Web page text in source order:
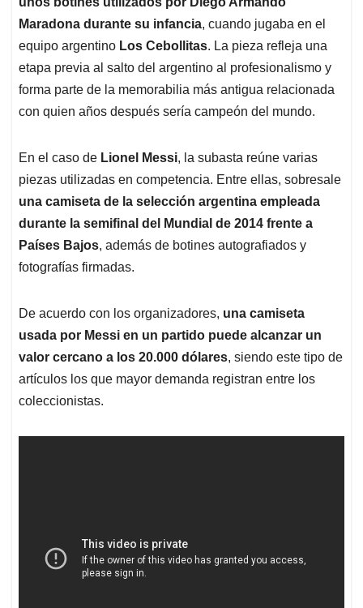
Maradona durante su infancia, cuando jugaba en el
equipo argentino Los Cebollitas. La pieza refleja una
etapa previa al salto del argentino al profesionalismo y
forma parte de la memorabilia más antigua relacionada
con quien años después sería campeón del mundo.
En el caso de Lionel Messi, la subasta reúne varias
piezas utilizadas en competencia. Entre ellas, sobresale
una camiseta de la selección argentina empleada
durante la semifinal del Mundial de 2014 frente a
Países Bajos, además de botines autografiados y
fotografías firmadas.
De acuerdo con los organizadores, una camiseta
usada por Messi en un partido puede alcanzar un
valor cercano a los 20.000 dólares, siendo este tipo de
artículos los que mayor demanda registran entre los
coleccionistas.